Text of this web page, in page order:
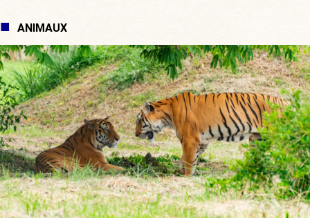
ANIMAUX